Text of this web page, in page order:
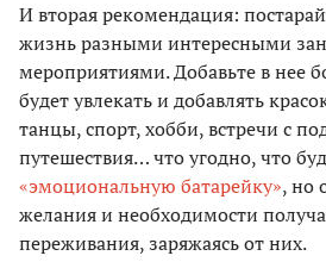
И вторая рекомендация:
жизнь разными интересными
мероприятиями. Добавьте в нее
будет увлекать и добавлять
танцы, спорт, хобби, встречи с
путешествия… что угодно, что
«эмоциональную батарейку», но
желания и необходимости
переживания, заряжаясь от них.